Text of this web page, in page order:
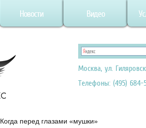
Новости Видео
Москва, ул.
Телефоны: (495) 684-
Когда перед глазами «мушки»